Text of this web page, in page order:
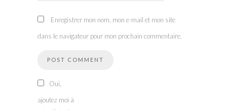
Enregistrer mon nom, mon e-mail et mon site
dans le navigateur pour mon prochain commentaire.
Oui,
ajoutez moi à